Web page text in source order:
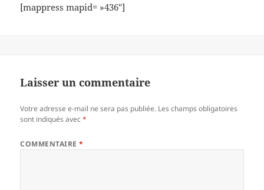
[mappress mapid= »436″]
Laisser un commentaire
Votre adresse e-mail ne sera pas publiée. Les champs obligatoires
sont indiqués avec*
COMMENTAIRE*